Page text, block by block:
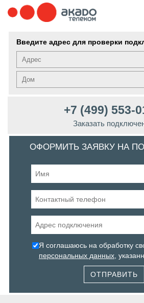
Введите адрес для проверки
+7 (499) 553-
Заказать
ОФОРМИТЬ ЗАЯВКУ НА
Я соглашаюсь на обработку
персональных данных ,
ОТПРАВИТЬ